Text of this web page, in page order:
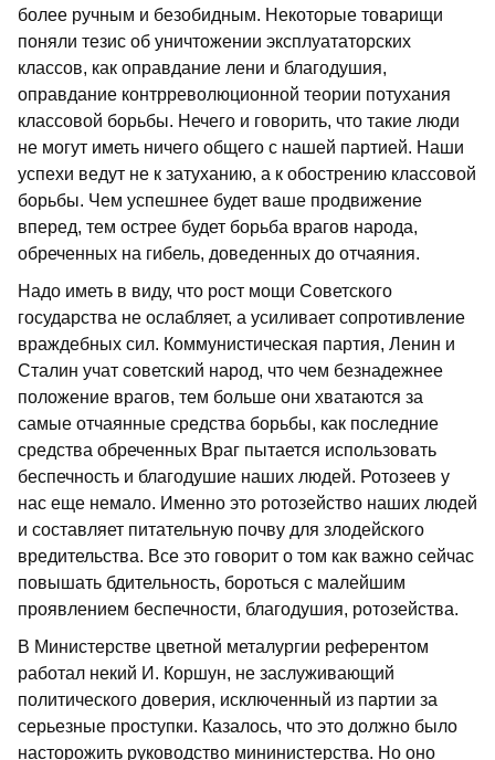
более ручным и безобидным. Некоторые товарищи
поняли тезис об уничтожении эксплуататорских
классов, как оправдание лени и благодушия,
оправдание контрреволюционной теории потухания
классовой борьбы. Нечего и говорить, что такие люди
не могут иметь ничего общего с нашей партией. Наши
успехи ведут не к затуханию, а к обострению классовой
борьбы. Чем успешнее будет ваше продвижение
вперед, тем острее будет борьба врагов народа,
обреченных на гибель, доведенных до отчаяния.
Надо иметь в виду, что рост мощи Советского
государства не ослабляет, а усиливает сопротивление
враждебных сил. Коммунистическая партия, Ленин и
Сталин учат советский народ, что чем безнадежнее
положение врагов, тем больше они хватаются за
самые отчаянные средства борьбы, как последние
средства обреченных Враг пытается использовать
беспечность и благодушие наших людей. Ротозеев у
нас еще немало. Именно это ротозейство наших людей
и составляет питательную почву для злодейского
вредительства. Все это говорит о том как важно сейчас
повышать бдительность, бороться с малейшим
проявлением беспечности, благодушия, ротозейства.
В Министерстве цветной металургии референтом
работал некий И. Коршун, не заслуживающий
политического доверия, исключенный из партии за
серьезные проступки. Казалось, что это должно было
насторожить руководство мининистерства. Но оно